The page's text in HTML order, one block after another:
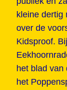
kleine dertig
over de
Kidsproof.
het blad van
het